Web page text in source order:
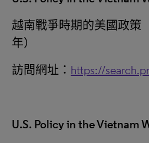
越南戰爭時期的美國政策
年）
訪問網址： https://
U.S. Policy in the Vietnam